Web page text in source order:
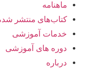
ماهنامه
کتاب‌های منتشر
خدمات آموزشی
دوره های آموزشی